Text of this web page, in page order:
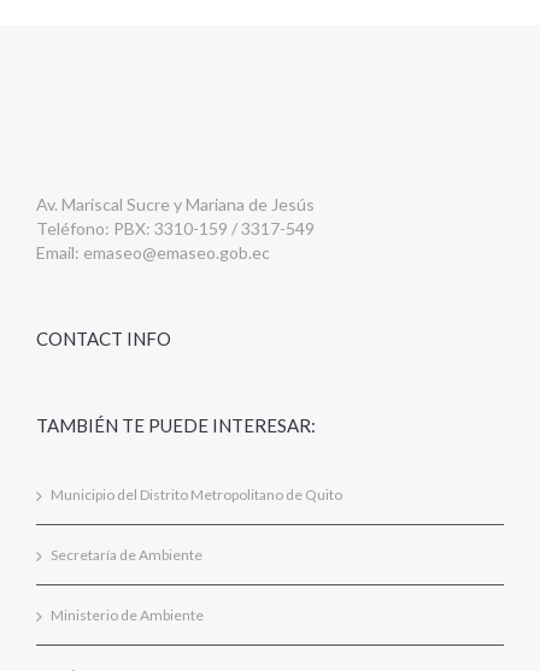
Av. Mariscal Sucre y Mariana de Jesús
Teléfono: PBX: 3310-159 / 3317-549
Email: emaseo@emaseo.gob.ec
CONTACT INFO
TAMBIÉN TE PUEDE INTERESAR:
Municipio del Distrito Metropolitano de Quito
Secretaría de Ambiente
Ministerio de Ambiente